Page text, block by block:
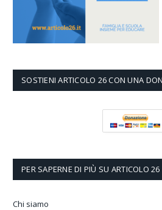
SOSTIENI ARTICOLO 26 CON UNA
PER SAPERNE DI PIÙ SU ARTICOLO 26
Chi siamo